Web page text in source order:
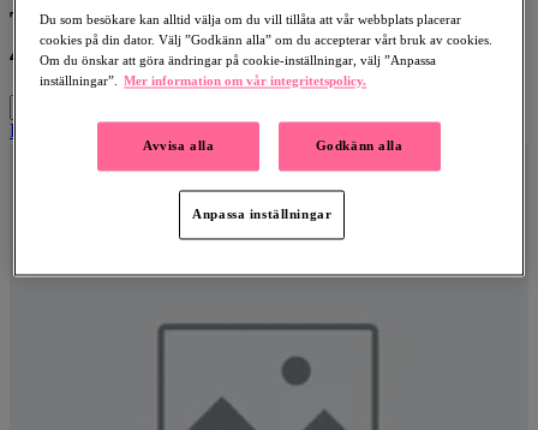
Together we have raised
46,178,375 kr
Fundraiser
Du som besökare kan alltid välja om du vill tillåta att vår webbplats placerar
cookies på din dator. Välj ”Godkänn alla” om du accepterar vårt bruk av cookies.
Om du önskar att göra ändringar på cookie-inställningar, välj ”Anpassa
inställningar”.
Mer information om vår integritetspolicy.
Avvisa alla Godkänn alla
Anpassa inställningar